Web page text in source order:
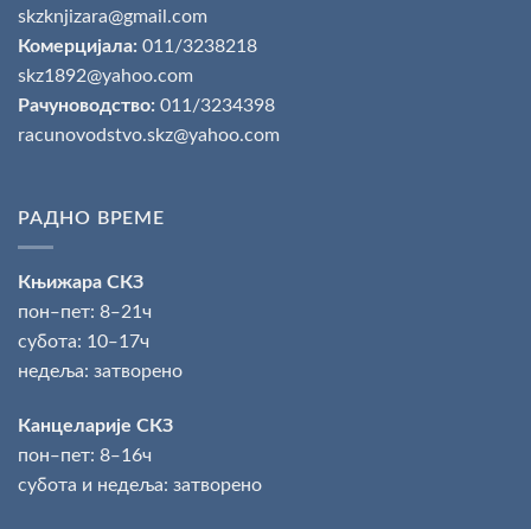
skzknjizara@gmail.com
Комерцијала: 011/3238218
skz1892@yahoo.com
Рачуноводство: 011/3234398
racunovodstvo.skz@yahoo.com
РАДНО ВРЕМЕ
Књижара СКЗ
пон‒пет: 8‒21ч
субота: 10‒17ч
недеља: затворено
Канцеларије СКЗ
пон‒пет: 8‒16ч
субота и недеља: затворено